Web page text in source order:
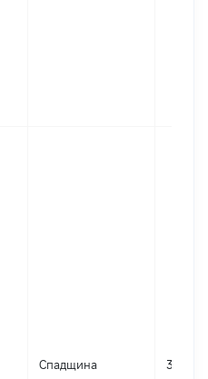
Спадщина 39210